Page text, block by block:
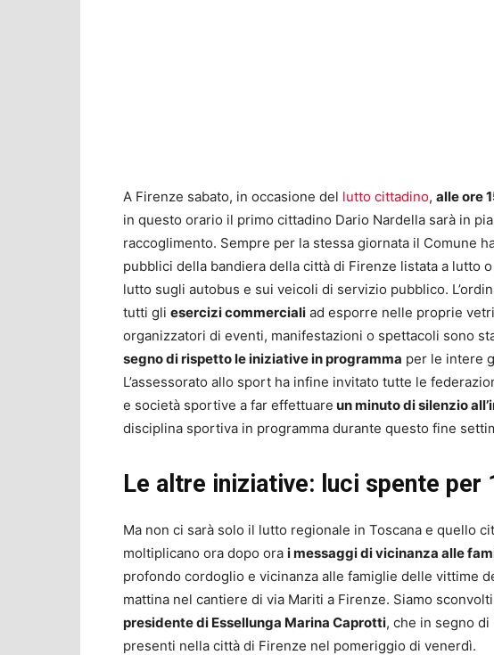
A Firenze sabato, in occasione del lutto cittadino, alle ore
in questo orario il primo cittadino Dario Nardella sarà in
raccoglimento. Sempre per la stessa giornata il Comune
pubblici della bandiera della città di Firenze listata a lutto o
lutto sugli autobus e sui veicoli di servizio pubblico.
tutti gli esercizi commerciali ad esporre nelle proprie
organizzatori di eventi, manifestazioni o spettacoli sono
segno di rispetto le iniziative in programma per le intere
L’assessorato allo sport ha infine invitato tutte le
e società sportive a far effettuare un minuto di silenzio
disciplina sportiva in programma durante questo fine
Le altre iniziative: luci spente per
Ma non ci sarà solo il lutto regionale in Toscana e quello
moltiplicano ora dopo ora i messaggi di vicinanza alle
profondo cordoglio e vicinanza alle famiglie delle vittime
mattina nel cantiere di via Mariti a Firenze. Siamo
presidente di Essellunga Marina Caprotti, che in segno
presenti nella città di Firenze nel pomeriggio di venerdì.